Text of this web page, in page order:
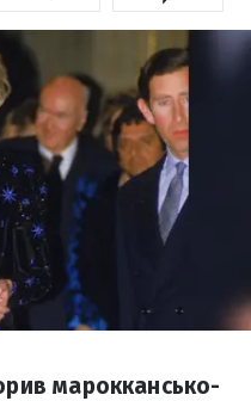
мароккансько-